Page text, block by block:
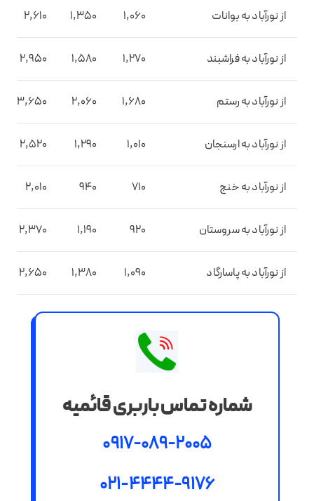
از نورآباد به بوانات 1,060
1,350
2,610
از نورآباد به فراشبند 1,270
1,580
2,950
از نورآباد به رستم 1,680
2,060
3,650
از نورآباد به ارسنجان 1,010
1,290
2,520
از نورآباد به خنج 710
940
2,010
از نورآباد به سروستان 920
1,190
2,370
از نورآباد به پاسارگاد 1,090
1,380
2,650
شماره تماس باربری قائمیه
0917-089-2005
021-4444-9176